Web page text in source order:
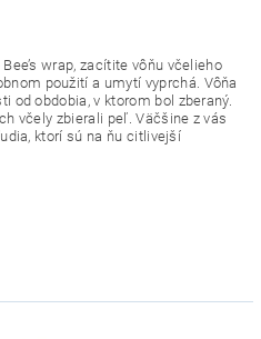
wrap, zacítite vôňu včelieho
použití a umytí vyprchá. Vôňa
od obdobia, v ktorom bol zberaný.
včely zbierali peľ. Väčšine z vás
ktorí sú na ňu citlivejší